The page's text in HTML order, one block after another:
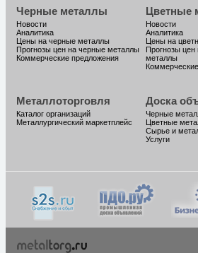
Черные металлы
Новости
Аналитика
Цены на черные металлы
Прогнозы цен на черные металлы
Коммерческие предложения
Цветные
Новости
Аналитика
Цены на
Прогнозы цен
металлы
Металлоторговля
Каталог организаций
Металлургический маркетплейс
Доска
Черные
Цветные
Сырье и
Услуги